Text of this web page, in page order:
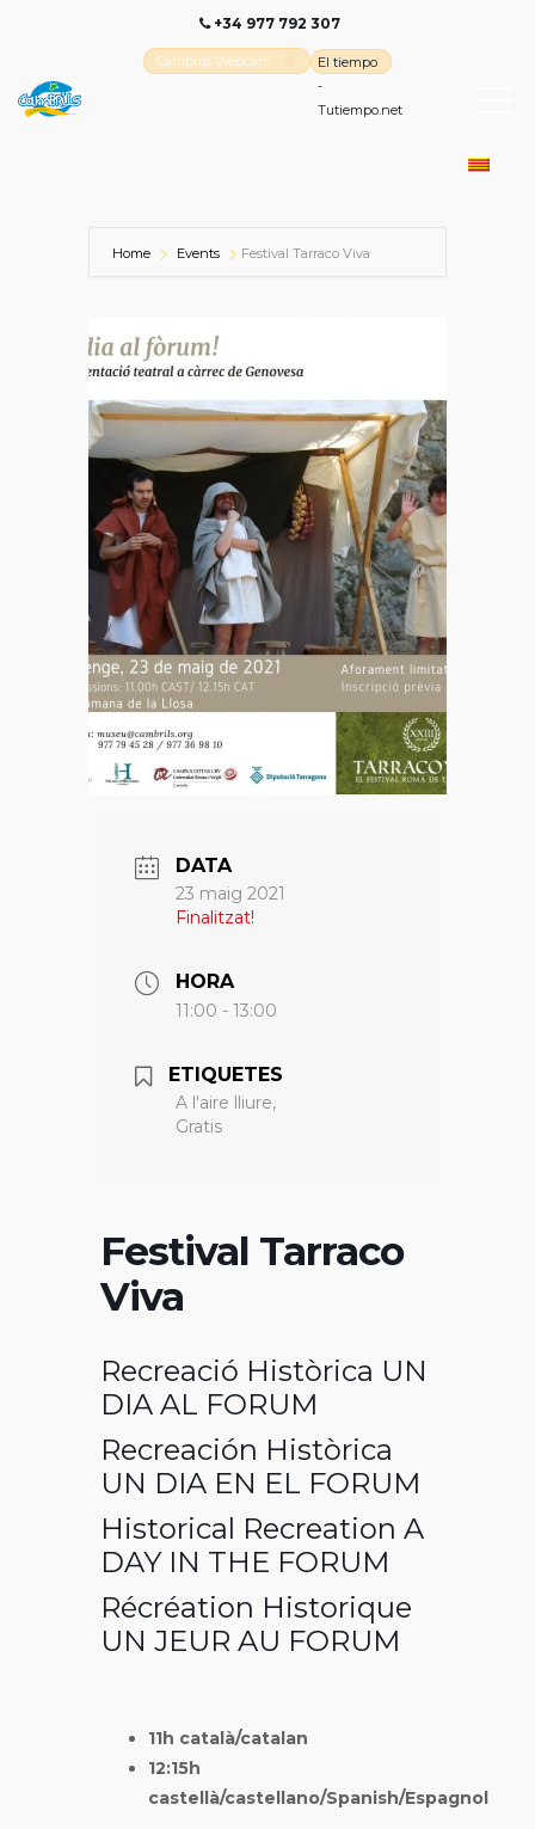
+34 977 792 307
Cambrils Webcam
El tiempo
-
Tutiempo.net
Home Events Festival Tarraco Viva
DATA
23 maig 2021
Finalitzat!
HORA
11:00 - 13:00
ETIQUETES
A l'aire lliure,
Gratis
Festival Tarraco
Viva
Recreació Històrica UN
DIA AL FORUM
Recreación Històrica
UN DIA EN EL FORUM
Historical Recreation A
DAY IN THE FORUM
Récréation Historique
UN JEUR AU FORUM
11h català/catalan
12:15h
castellà/castellano/Spanish/Espagnol